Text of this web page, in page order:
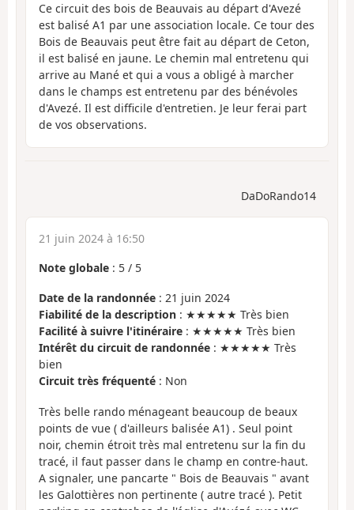
Ce circuit des bois de Beauvais au départ d'Avezé
est balisé A1 par une association locale. Ce tour des
Bois de Beauvais peut être fait au départ de Ceton,
il est balisé en jaune. Le chemin mal entretenu qui
arrive au Mané et qui a vous a obligé à marcher
dans le champs est entretenu par des bénévoles
d'Avezé. Il est difficile d'entretien. Je leur ferai part
de vos observations.
DaDoRando14
21 juin 2024 à 16:50
Note globale : 5 / 5
Date de la randonnée : 21 juin 2024
Fiabilité de la description : ★★★★★ Très bien
Facilité à suivre l'itinéraire : ★★★★★ Très bien
Intérêt du circuit de randonnée : ★★★★★ Très
bien
Circuit très fréquenté : Non
Très belle rando ménageant beaucoup de beaux
points de vue ( d'ailleurs balisée A1) . Seul point
noir, chemin étroit très mal entretenu sur la fin du
tracé, il faut passer dans le champ en contre-haut.
A signaler, une pancarte " Bois de Beauvais " avant
les Galottières non pertinente ( autre tracé ). Petit